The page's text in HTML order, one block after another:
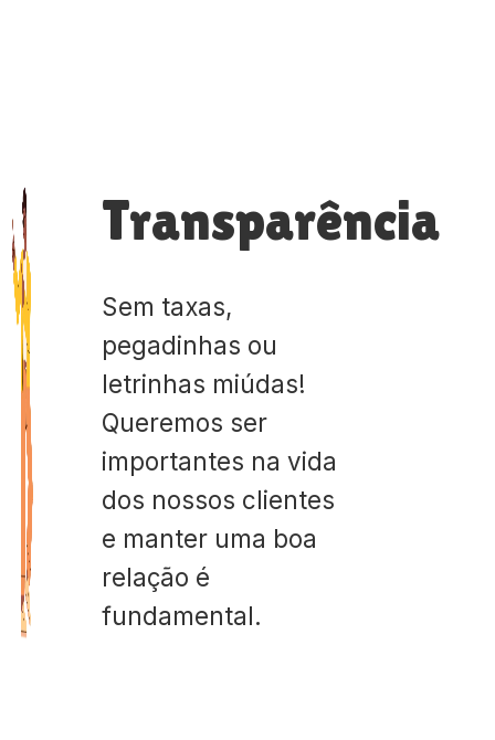
Transparência
Sem taxas,
pegadinhas ou
letrinhas miúdas!
Queremos ser
importantes na vida
dos nossos clientes
e manter uma boa
relação é
fundamental.